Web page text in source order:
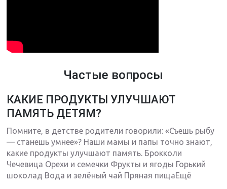
Частые вопросы
КАКИЕ ПРОДУКТЫ УЛУЧШАЮТ
ПАМЯТЬ ДЕТЯМ?
Помните, в детстве родители говорили: «Съешь рыбу
— станешь умнее»? Наши мамы и папы точно знают,
какие продукты улучшают память. Брокколи
Чечевица Орехи и семечки Фрукты и ягоды Горький
шоколад Вода и зелёный чай Пряная пищаЕщё